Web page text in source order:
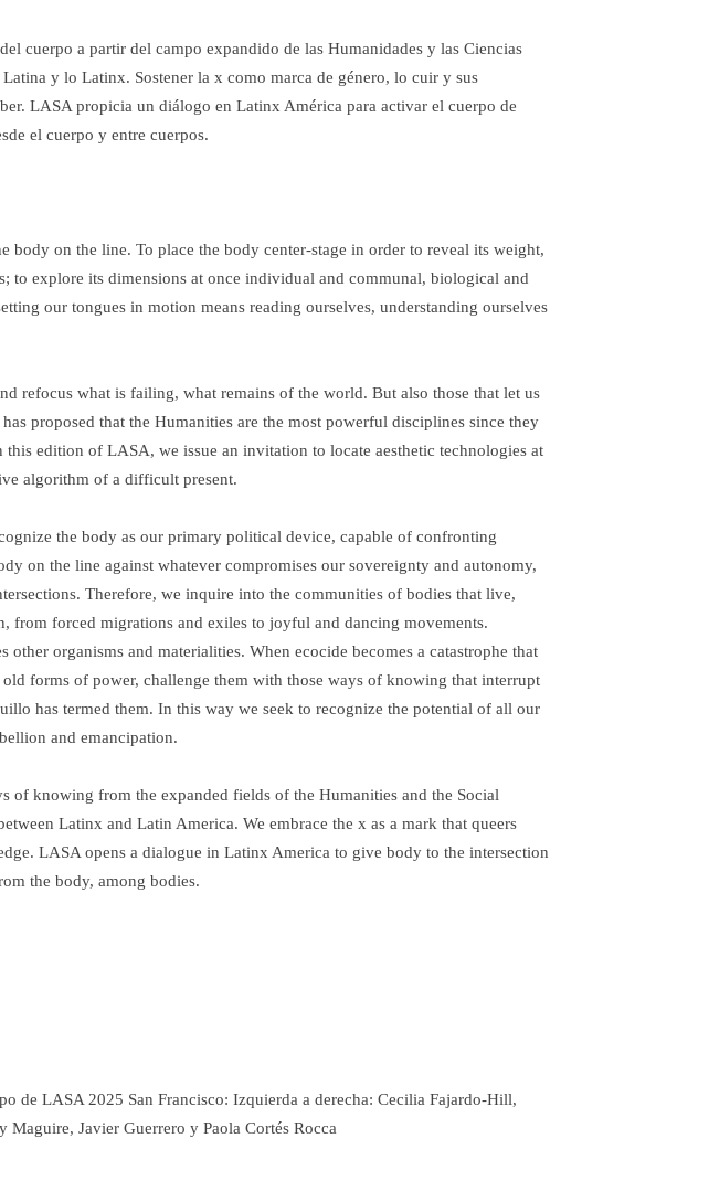
cuerpo a partir del campo expandido de las Humanidades y las Ciencias
y lo Latinx. Sostener la x como marca de género, lo cuir y sus
LASA propicia un diálogo en Latinx América para activar el cuerpo de
el cuerpo y entre cuerpos.
body on the line. To place the body center-stage in order to reveal its weight,
to explore its dimensions at once individual and communal, biological and
our tongues in motion means reading ourselves, understanding ourselves
refocus what is failing, what remains of the world. But also those that let us
proposed that the Humanities are the most powerful disciplines since they
edition of LASA, we issue an invitation to locate aesthetic technologies at
algorithm of a difficult present.
the body as our primary political device, capable of confronting
on the line against whatever compromises our sovereignty and autonomy,
Therefore, we inquire into the communities of bodies that live,
from forced migrations and exiles to joyful and dancing movements.
organisms and materialities. When ecocide becomes a catastrophe that
forms of power, challenge them with those ways of knowing that interrupt
has termed them. In this way we seek to recognize the potential of all our
and emancipation.
of knowing from the expanded fields of the Humanities and the Social
Latinx and Latin America. We embrace the x as a mark that queers
LASA opens a dialogue in Latinx America to give body to the intersection
the body, among bodies.
de LASA 2025 San Francisco: Izquierda a derecha: Cecilia Fajardo-Hill,
Maguire, Javier Guerrero y Paola Cortés Rocca